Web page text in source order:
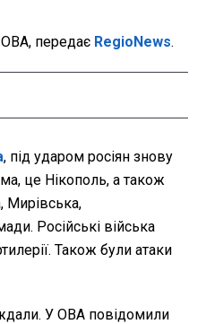
передає RegioNews.
, під ударом росіян знову
це Нікополь, а також
Мирівська,
Російські війська
Також були атаки
У ОВА повідомили